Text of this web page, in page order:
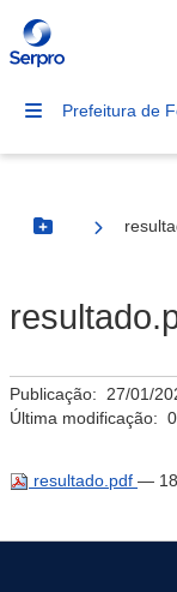
Prefeitura de
Botão Menu
Publicação: 27/01/
Última modificação:
resultado.pdf —